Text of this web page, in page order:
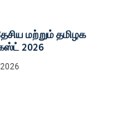
மற்றும் தமிழக
2026